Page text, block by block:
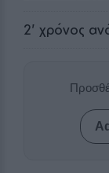
2' χρόνος